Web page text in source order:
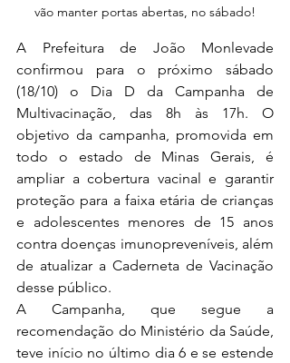
vão manter portas abertas, no sábado!
A Prefeitura de João Monlevade
confirmou para o próximo sábado
(18/10) o Dia D da Campanha de
Multivacinação, das 8h às 17h. O
objetivo da campanha, promovida em
todo o estado de Minas Gerais, é
ampliar a cobertura vacinal e garantir
proteção para a faixa etária de crianças
e adolescentes menores de 15 anos
contra doenças imunopreveníveis, além
de atualizar a Caderneta de Vacinação
desse público.
A Campanha, que segue a
recomendação do Ministério da Saúde,
teve início no último dia 6 e se estende